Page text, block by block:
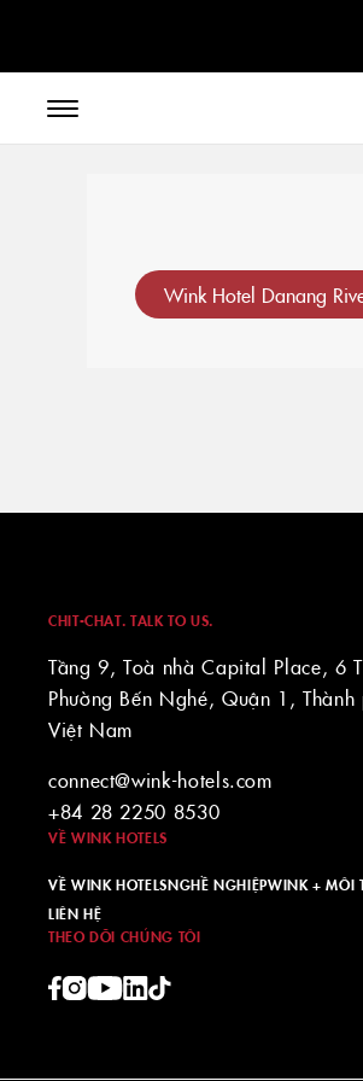
Wink Hotel Danang
CHIT-CHAT. TALK TO US.
Tầng 9, Toà nhà Capital Place, 6
Phường Bến Nghé, Quận 1,
Việt Nam
connect@wink-hotels.com
+84 28 2250 8530
VỀ WINK HOTELS
VỀ WINK HOTELSNGHỀ NGHIỆPWINK + MÔI
LIÊN HỆ
THEO DÕI CHÚNG TÔI